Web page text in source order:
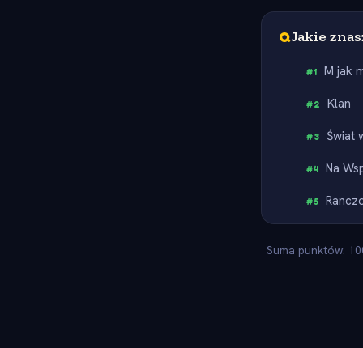
QJakie
#1 M jak
#2 Klan
#3 Świat
#4 Na
#5
Suma punktów: